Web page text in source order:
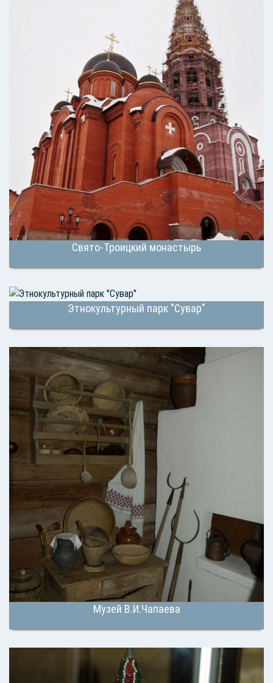
Свято-Троицкий монастырь
Этнокультурный парк "Сувар"
Музей В.И.Чапаева